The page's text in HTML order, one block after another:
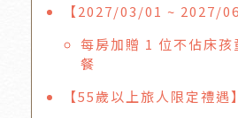
【2027/03/01 ~ 2027/
每房加贈 1 位不佔床孩
餐
【55歲以上旅人限定禮遇】